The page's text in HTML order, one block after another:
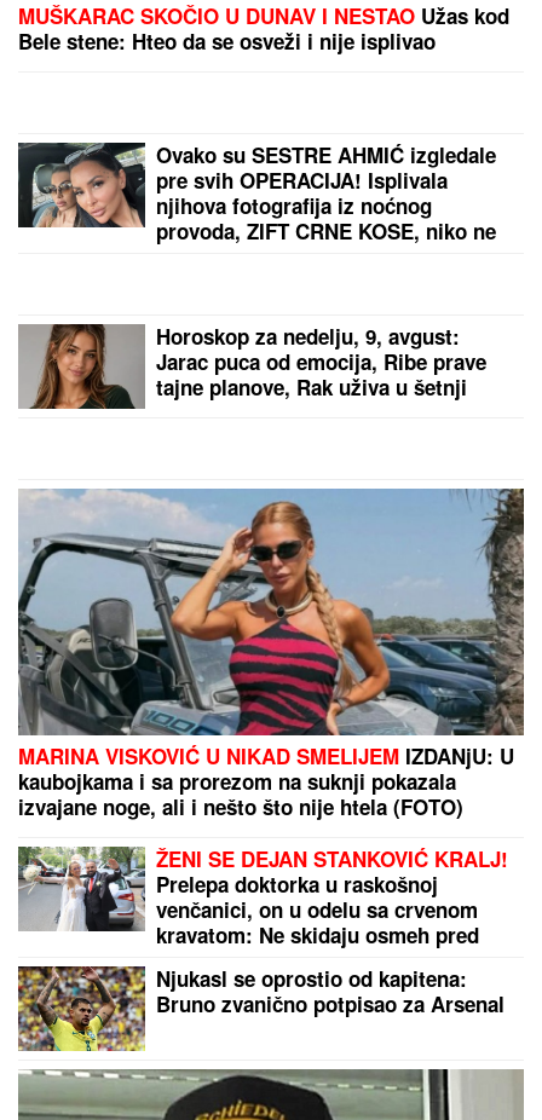
MUŠKARAC SKOČIO U DUNAV I NESTAO Užas kod
Bele stene: Hteo da se osveži i nije isplivao
Ovako su SESTRE AHMIĆ izgledale
pre svih OPERACIJA! Isplivala
njihova fotografija iz noćnog
provoda, ZIFT CRNE KOSE, niko ne
Horoskop za nedelju, 9, avgust:
Jarac puca od emocija, Ribe prave
tajne planove, Rak uživa u šetnji
MARINA VISKOVIĆ U NIKAD SMELIJEM IZDANjU: U
kaubojkama i sa prorezom na suknji pokazala
izvajane noge, ali i nešto što nije htela (FOTO)
ŽENI SE DEJAN STANKOVIĆ KRALJ!
Prelepa doktorka u raskošnoj
venčanici, on u odelu sa crvenom
kravatom: Ne skidaju osmeh pred
Njukasl se oprostio od kapitena:
Bruno zvanično potpisao za Arsenal